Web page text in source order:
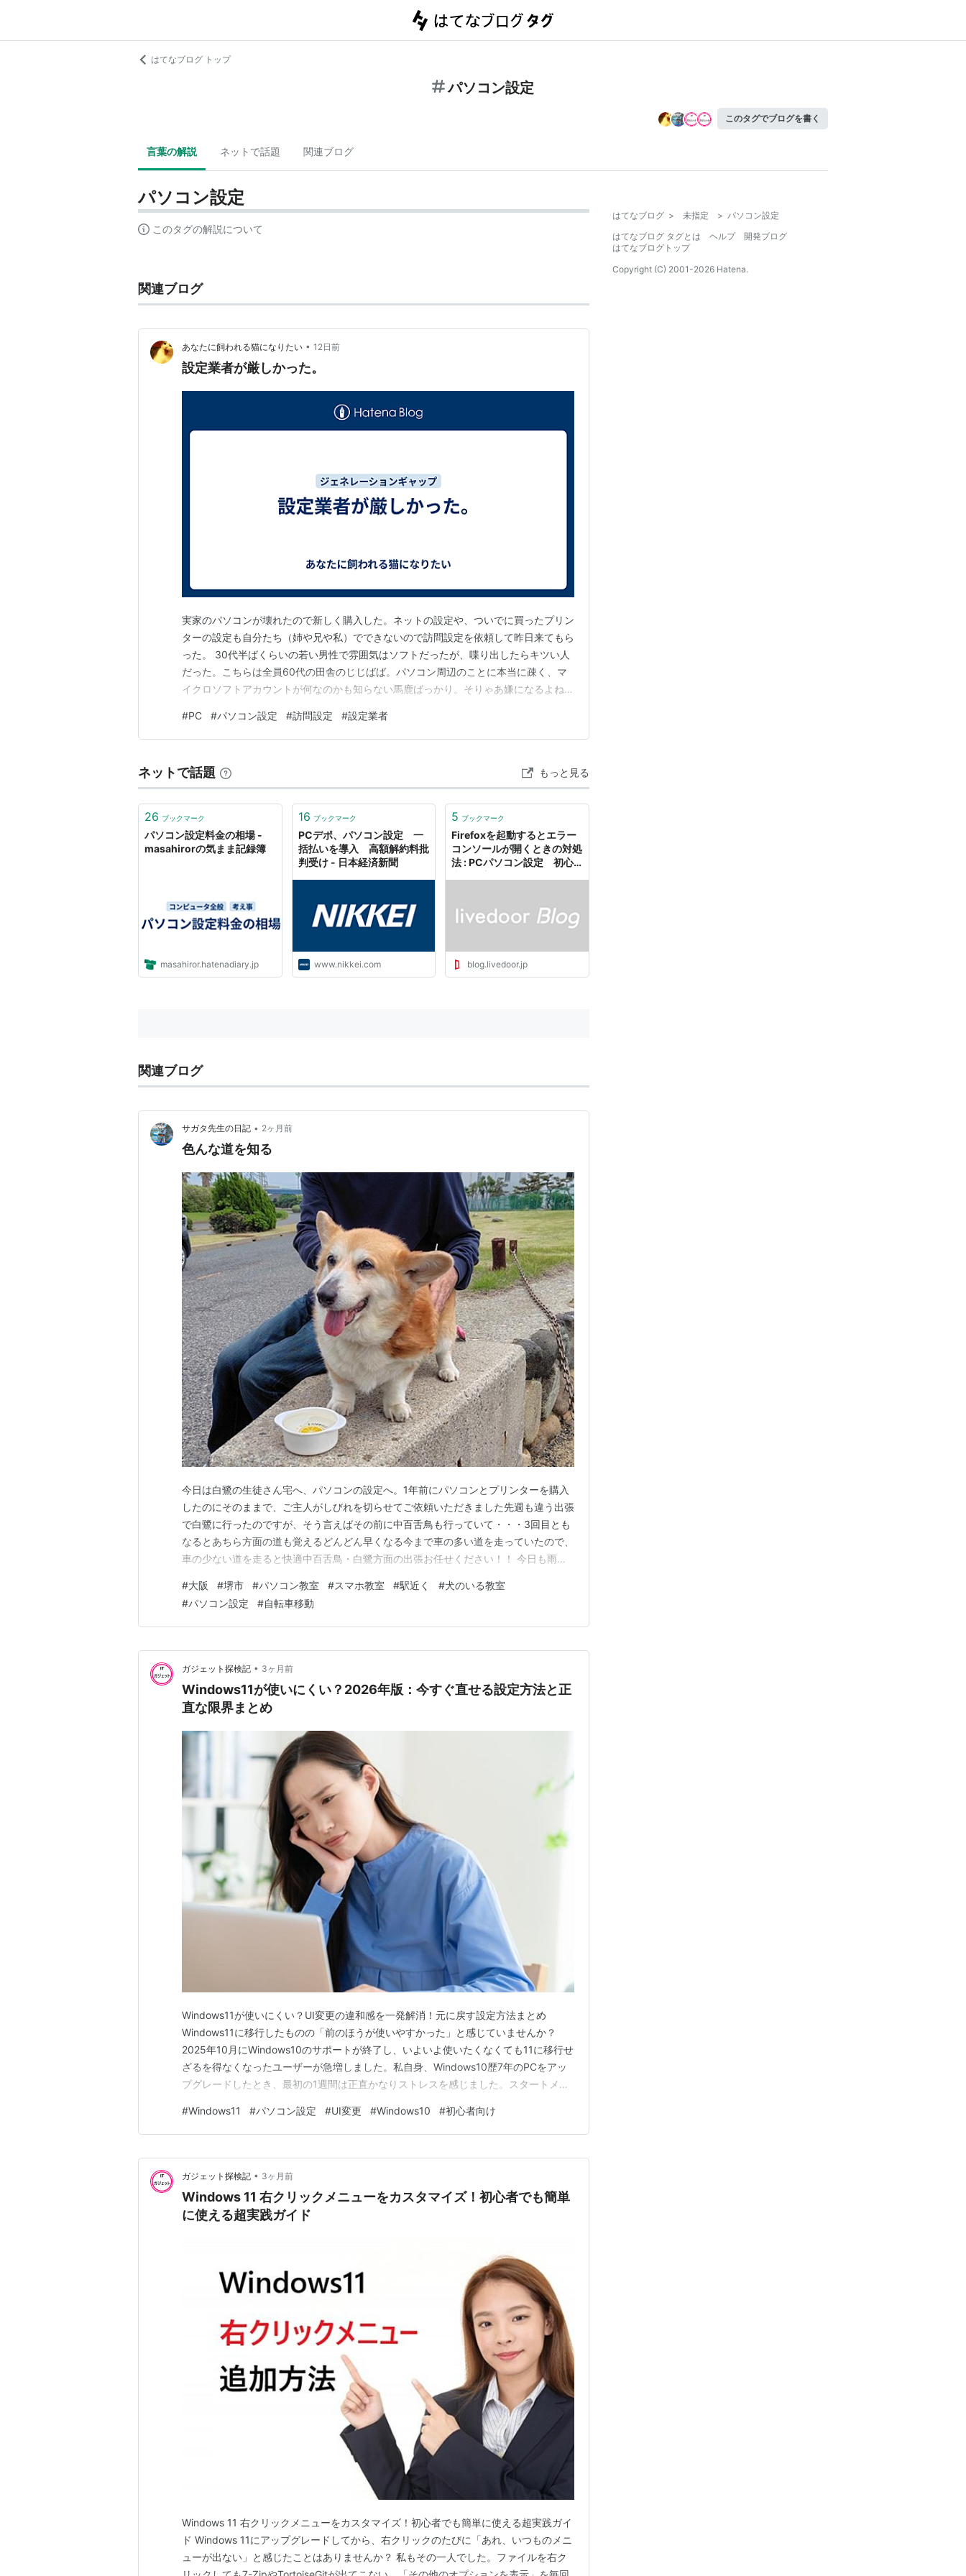
はてなブログ トップ
パソコン設定
このタグでブログを書く
言葉の解説 ネットで話題 関連ブログ
パソコン設定
このタグの解説について
関連ブログ
あなたに飼われる猫になりたい • 12日前
設定業者が厳しかった。
実家のパソコンが壊れたので新しく購入した。ネットの設定や、ついでに買ったプリン
ターの設定も自分たち（姉や兄や私）でできないので訪問設定を依頼して昨日来てもら
った。 30代半ばくらいの若い男性で雰囲気はソフトだったが、喋り出したらキツい人
だった。こちらは全員60代の田舎のじじばば。パソコン周辺のことに本当に疎く、マ
イクロソフトアカウントが何なのかも知らない馬鹿ばっかり。そりゃあ嫌になるよね。
言っていたので自給1,500円くらいで働いている派遣スタッフなのかな？毎日訪問する
家はPCに無知な高齢者ばっかりでもういい加減うん…
#PC #パソコン設定 #訪問設定 #設定業者
ネットで話題 もっと見る
26 ブックマーク
パソコン設定料金の相場 -
masahirorの気まま記録簿
masahiror.hatenadiary.jp
16 ブックマーク
PCデポ、パソコン設定 一
括払いを導入 高額解約料批
判受け - 日本経済新聞
www.nikkei.com
5 ブックマーク
Firefoxを起動するとエラー
コンソールが開くときの対処
法 : PCパソコン設定 初心
blog.livedoor.jp
関連ブログ
サガタ先生の日記 • 2ヶ月前
色んな道を知る
今日は白鷺の生徒さん宅へ、パソコンの設定へ。1年前にパソコンとプリンターを購入
したのにそのままで、ご主人がしびれを切らせてご依頼いただきました先週も違う出張
で白鷺に行ったのですが、そう言えばその前に中百舌鳥も行っていて・・・3回目とも
なるとあちら方面の道も覚えるどんどん早くなる今まで車の多い道を走っていたので、
車の少ない道を走ると快適中百舌鳥・白鷺方面の出張お任せください！！ 今日も雨降
も今日もカッパを持って移動。持ってると雨が降らない！！ずっと積んどこうかな
ぁ・・・。 日曜日のまる子さん・・・ どっち向いてるの？？…
#大阪 #堺市 #パソコン教室 #スマホ教室 #駅近く #犬のいる教室
#パソコン設定 #自転車移動
ガジェット探検記 • 3ヶ月前
Windows11が使いにくい？2026年版：今すぐ直せる設定方法と正
直な限界まとめ
Windows11が使いにくい？UI変更の違和感を一発解消！元に戻す設定方法まとめ
Windows11に移行したものの「前のほうが使いやすかった」と感じていませんか？
2025年10月にWindows10のサポートが終了し、いよいよ使いたくなくても11に移行せ
ざるを得なくなったユーザーが急増しました。私自身、Windows10歴7年のPCをアッ
プグレードしたとき、最初の1週間は正直かなりストレスを感じました。スタートメニ
す。「設定を変えれば即解決できるもの」と「仕様なのでどうにもならないもの」で
す。この2種類をごち…
#Windows11 #パソコン設定 #UI変更 #Windows10 #初心者向け
ガジェット探検記 • 3ヶ月前
Windows 11 右クリックメニューをカスタマイズ！初心者でも簡単
に使える超実践ガイド
Windows 11 右クリックメニューをカスタマイズ！初心者でも簡単に使える超実践ガイ
ド Windows 11にアップグレードしてから、右クリックのたびに「あれ、いつものメニ
ューが出ない」と感じたことはありませんか？ 私もその一人でした。ファイルを右ク
はてなブログ > 未指定 > パソコン設定
はてなブログ タグとは
ヘルプ
開発ブログ
はてなブログトップ
Copyright (C) 2001-2026 Hatena.